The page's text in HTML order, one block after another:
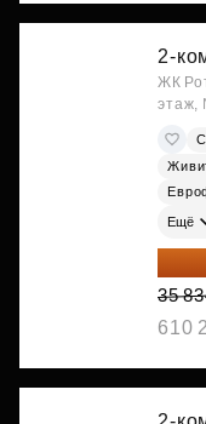
2-
ЖК
этаж,
Ещё
30
35
610